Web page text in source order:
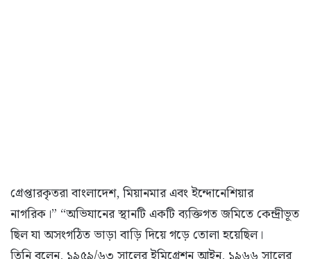
গ্রেপ্তারকৃতরা বাংলাদেশ, মিয়ানমার এবং ইন্দোনেশিয়ার
নাগরিক।” “অভিযানের স্থানটি একটি ব্যক্তিগত জমিতে কেন্দ্রীভূত
ছিল যা অসংগঠিত ভাড়া বাড়ি দিয়ে গড়ে তোলা হয়েছিল।